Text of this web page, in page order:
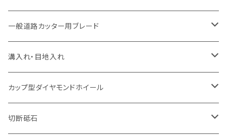
大理石
ヒューム管・U字溝切断用
アスファルト切断用
一般道路カッター用
セグメント（特殊凸凹加工チップ
セグメント
セグメント（特殊凸凹加工チップ
レンガ切断用
セグメント
セグメント（特殊凸凹加工チップ
インターロッキング切断用
セグメントタイプ
一般道路カッター用
鋳鉄管切断用
セグメントタイプ
ヒューム管・U字溝切断用
セグメント
セグメント（特殊凸凹加工チップ
ブロック切断用
セグメント
セグメント（特殊凸凹加工チップ
レンガ切断用
セグメント
セグメント（特殊凸凹加工チップ
インターロッキング切断用
セグメントタイプ
鋳鉄管切断用
セグメントタイプ
一般道路カッター用
鉄筋コンクリート切断用
セグメントタイプ
インターロッキング切断用
セグメントタイプ
一般道路カッター用
鋳鉄管切断用
セグメントタイプ
ヒューム管・U字溝切断用
道路アスファルト切断用
Aロット
有効長 250mm
有効長 370mm
Ｃロット
有効長 250mm
M27
有効長 250mm
一般道路カッター用ブレード
道路（アスファルト用）
255mm（10インチ）
305mm（12インチ）
道路（コンクリート舗装面）
255mm（10インチ）
道路（アス・コン兼用）
溝入れ・目地入れ
V型チップ
ストレート型チップ
カップ型ダイヤモンドホイール
100mm（4インチ）
切断砥石